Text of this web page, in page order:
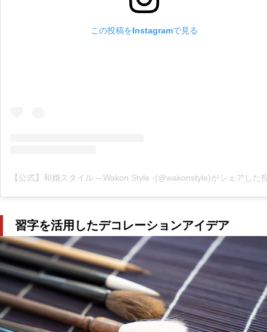
この投稿をInstagramで見る
【公式】和婚スタイル – Wakon Style -(@wakonstyle)がシェアした
習字を活用したデコレーションアイデア